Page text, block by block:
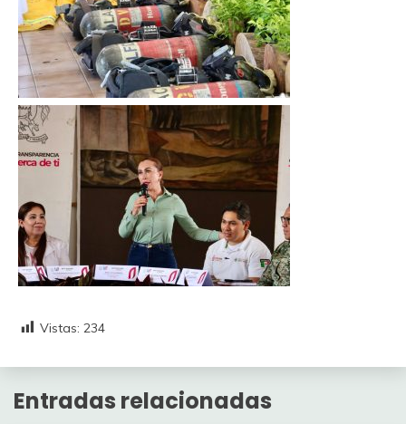
Vistas: 234
Entradas relacionadas